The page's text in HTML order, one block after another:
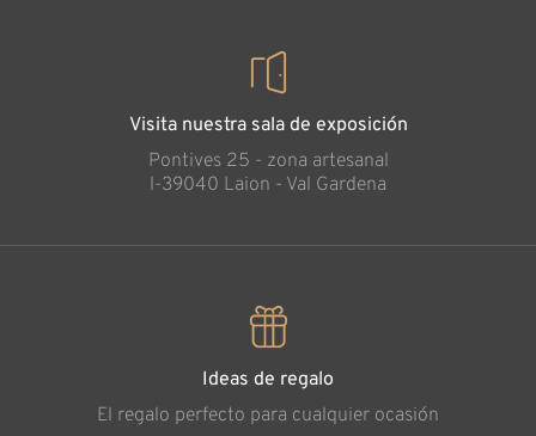
Visita nuestra sala de exposición
Pontives 25 - zona artesanal
l-39040 Laion - Val Gardena
Ideas de regalo
El regalo perfecto para cualquier ocasión